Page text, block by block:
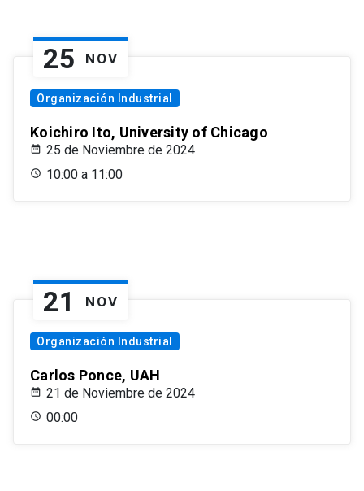
25 NOV
Organización Industrial
Koichiro Ito, University of Chicago
25 de Noviembre de 2024
10:00 a 11:00
21 NOV
Organización Industrial
Carlos Ponce, UAH
21 de Noviembre de 2024
00:00